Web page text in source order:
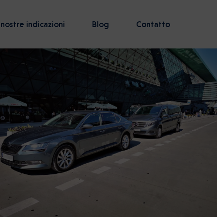
indicazioni Blog Contatto